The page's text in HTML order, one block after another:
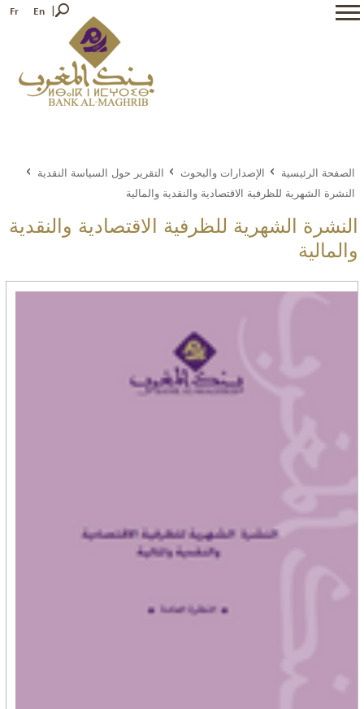
Fr En
الصفحة الرئيسية الإصدارات والبحوث
التقرير حول السياسة النقدية
النشرة الشهرية للظرفية الاقتصادية والنقدية والمالية
النشرة الشهرية للظرفية الاقتصادية والنقدية
والمالية